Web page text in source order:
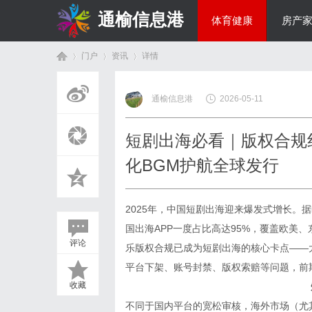
通榆信息港 体育健康 房产
门户 资讯
›
详情
评论
收藏
通榆信息港 2026-05-11
短剧出海必看｜版权合
化BGM护航全球发行
2025年，中国短剧出海迎来爆发式增长。
国出海APP一度占比高达95%，覆盖欧美
乐版权合规已成为短剧出海的核心卡点——
平台下架、账号封禁、版权索赔等问题，前
不同于国内平台的宽松审核，海外市场（